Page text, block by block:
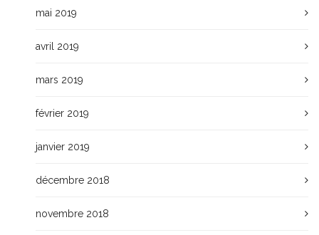
mai 2019
avril 2019
mars 2019
février 2019
janvier 2019
décembre 2018
novembre 2018